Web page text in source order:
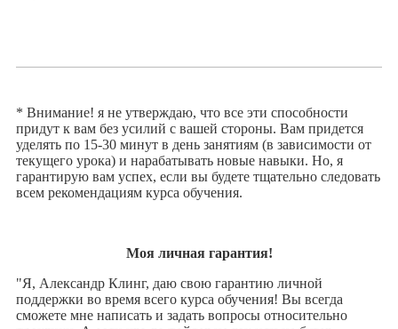
* Внимание! я не утверждаю, что все эти способности
придут к вам без усилий с вашей стороны. Вам придется
уделять по 15-30 минут в день занятиям (в зависимости от
текущего урока) и нарабатывать новые навыки. Но, я
гарантирую вам успех, если вы будете тщательно следовать
всем рекомендациям курса обучения.
Моя личная гарантия!
"Я, Александр Клинг, даю свою гарантию личной
поддержки во время всего курса обучения! Вы всегда
сможете мне написать и задать вопросы относительно